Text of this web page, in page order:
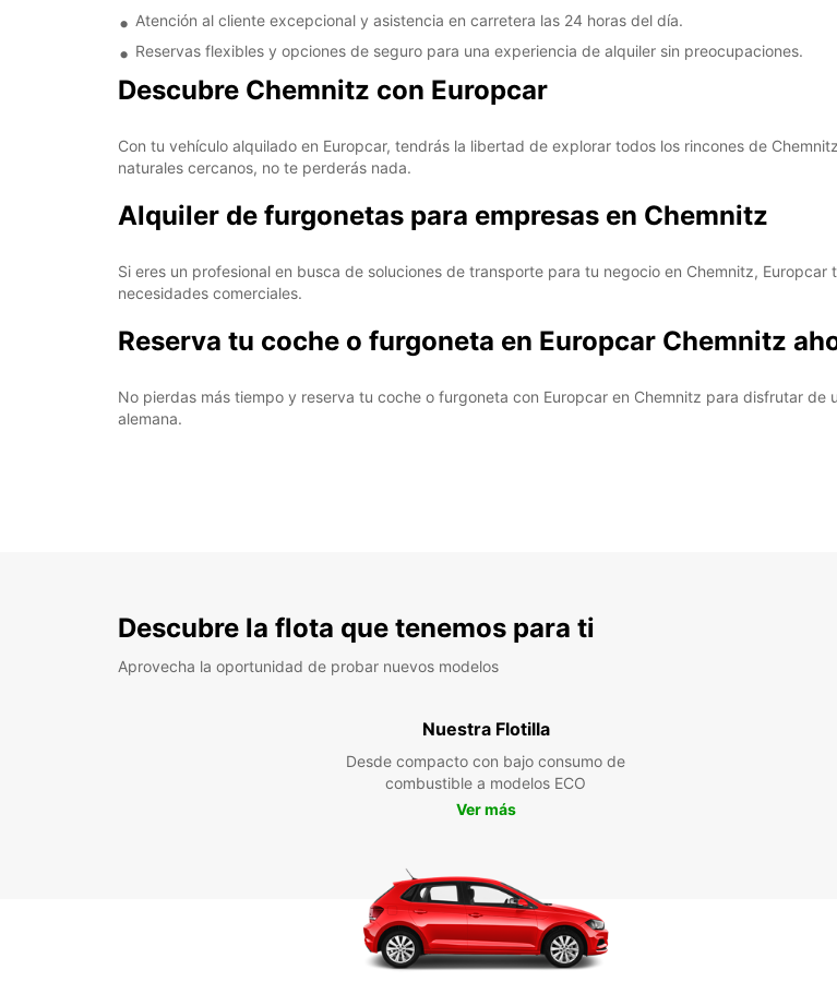
Atención al cliente excepcional y asistencia en carretera las 24 horas del día.
Reservas flexibles y opciones de seguro para una experiencia de alquiler sin preocupaciones.
Descubre Chemnitz con Europcar
Con tu vehículo alquilado en Europcar, tendrás la libertad de explorar todos los rincones de
naturales cercanos, no te perderás nada.
Alquiler de furgonetas para empresas en Chemnitz
Si eres un profesional en busca de soluciones de transporte para tu negocio en Chemnitz,
necesidades comerciales.
Reserva tu coche o furgoneta en Europcar Chemnitz
No pierdas más tiempo y reserva tu coche o furgoneta con Europcar en Chemnitz para disfrutar
alemana.
Descubre la flota que tenemos para ti
Aprovecha la oportunidad de probar nuevos modelos
Nuestra Flotilla
Desde compacto con bajo consumo de
combustible a modelos ECO
Ver más